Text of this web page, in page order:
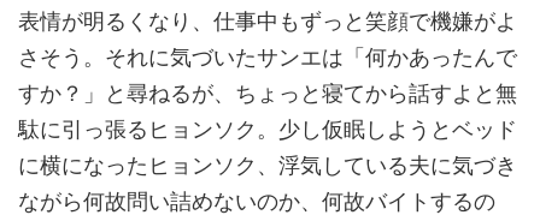
表情が明るくなり、仕事中もずっと笑顔で機嫌がよ
さそう。それに気づいたサンエは「何かあったんで
すか？」と尋ねるが、ちょっと寝てから話すよと無
駄に引っ張るヒョンソク。少し仮眠しようとベッド
に横になったヒョンソク、浮気している夫に気づき
ながら何故問い詰めないのか、何故バイトするの